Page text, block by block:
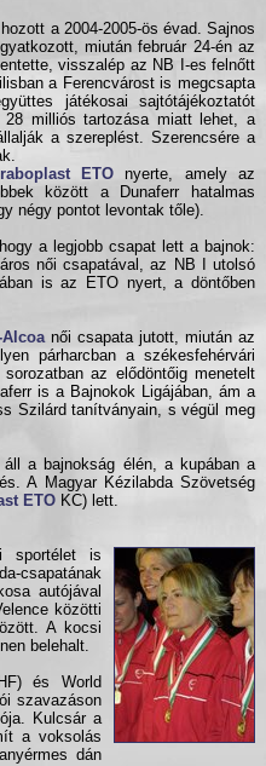
a 2004-2005-ös évad. Sajnos
miután február 24-én az
visszalép az NB I-es felnőtt
a Ferencvárost is megcsapta
játékosai sajtótájékoztatót
milliós tartozása miatt lehet, a
a szereplést. Szerencsére a
ETOnyerte, amely az
között a Dunaferr hatalmas
négy pontot levontak tőle).
a legjobb csapat lett a bajnok:
női csapatával, az NB I utolsó
is az ETO nyert, a döntőben
női csapata jutott, miután az
párharcban a székesfehérvári
az elődöntőig menetelt
is a Bajnokok Ligájában, ám a
Szilárd tanítványain, s végül meg
áll a bajnokság élén, a kupában a
A Magyar Kézilabda Szövetség
ETO KC) lett.
sportélet is
csapatának
autójával
közötti
A kocsi
belehalt.
és World
szavazáson
Kulcsár a
a voksolás
dán